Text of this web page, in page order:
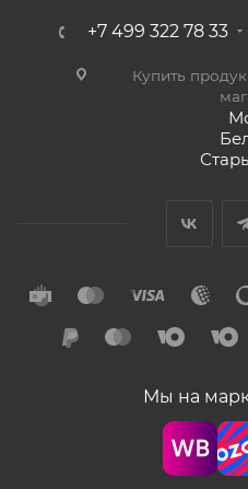
+7 499 322 78 33
Купить
Мы на